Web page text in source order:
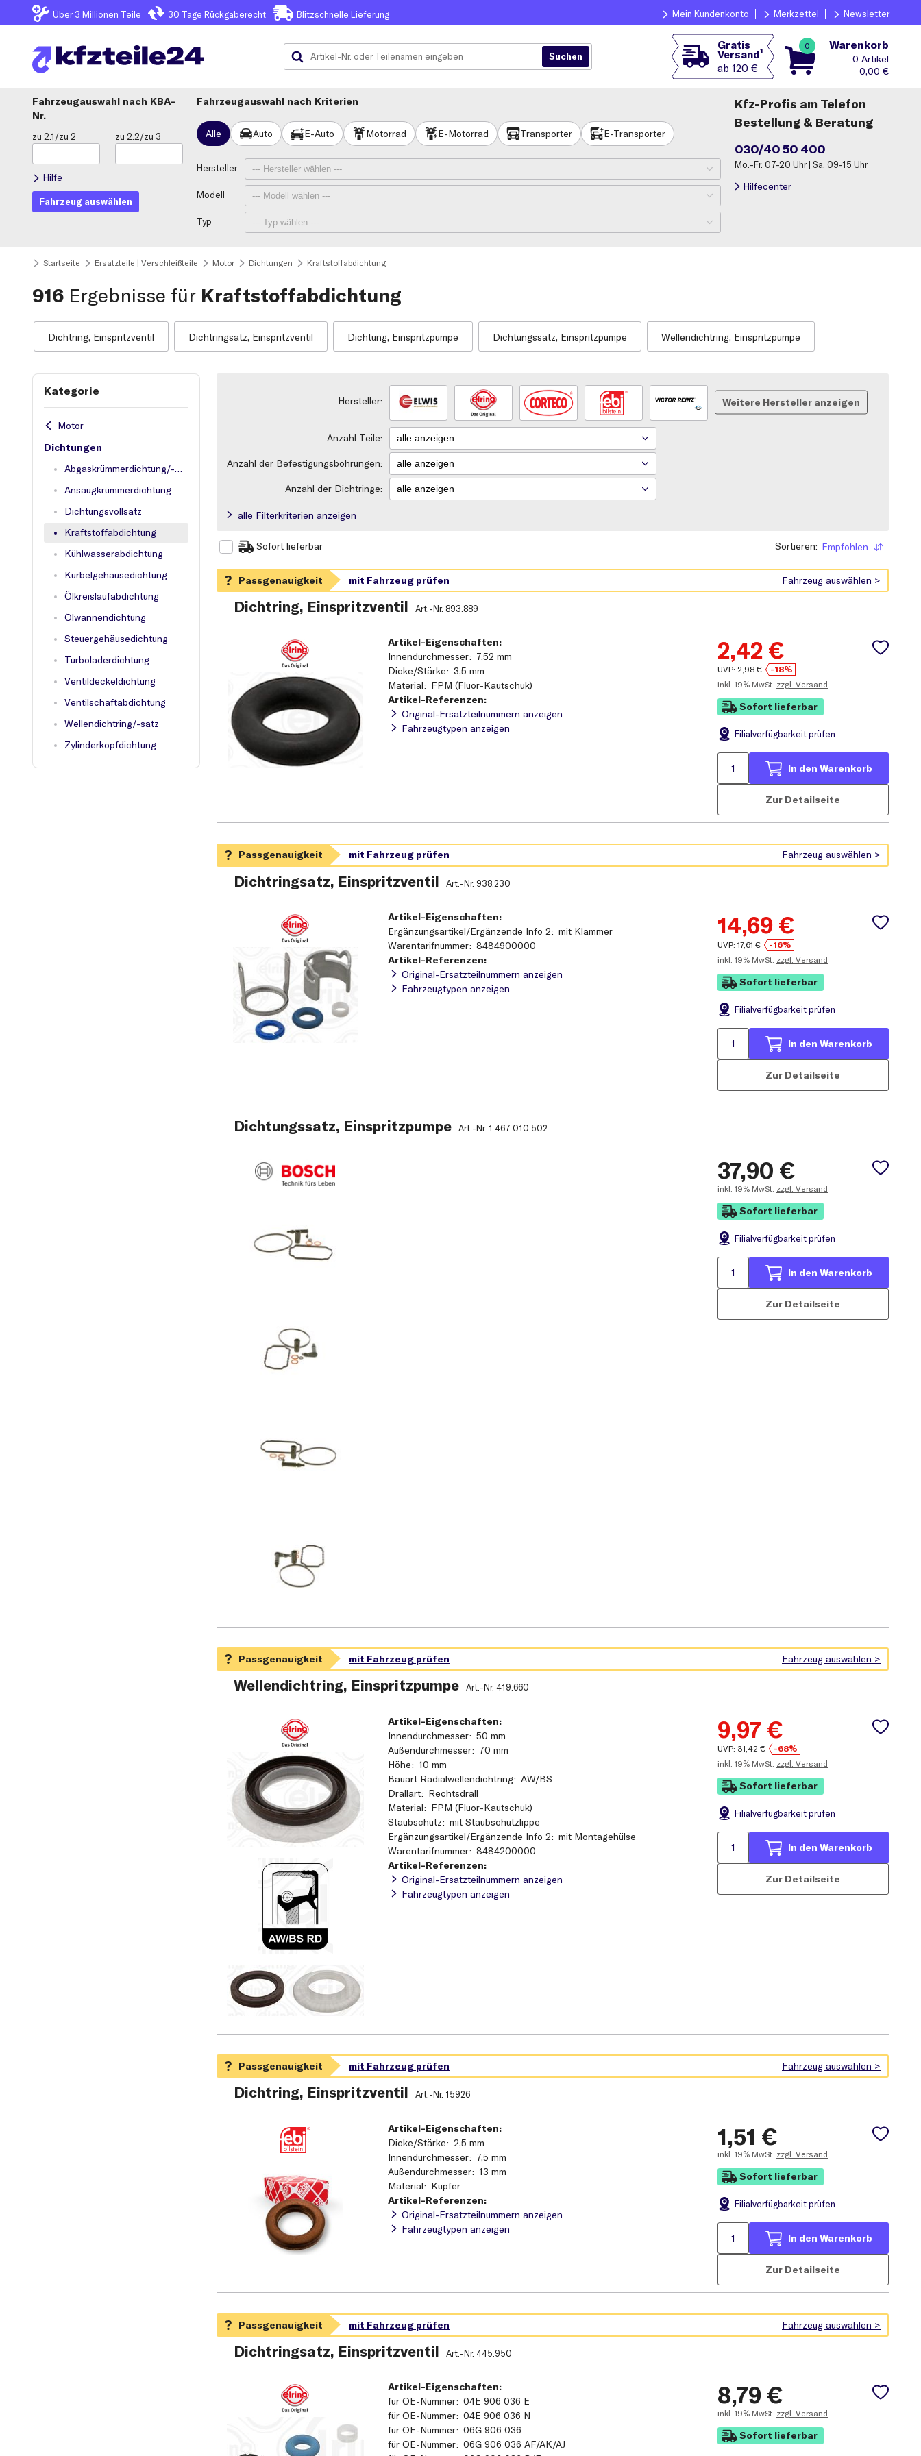
Über 3 Millionen Teile 30 Tage Rückgaberecht Blitzschnelle Lieferung Mein Kundenkonto Merkzettel Newsletter
Gratis
Versand1
ab 120 €
0 Warenkorb
0
0,00 €
Fahrzeugauswahl
KBA-
Nr.
zu 2.1/zu 2 zu 2.2/zu 3
Hilfe
Fahrzeug auswählen
Fahrzeugauswahl nach Kriterien
Alle Auto E-Auto Motorrad E-Motorrad Transporter E-Transporter
Hersteller
Modell
Typ
Kfz-Profis am Telefon
Bestellung & Beratung
030/40 50 400
Mo.-Fr. 07-20 Uhr | Sa. 09-15 Uhr
Hilfecenter
Startseite Ersatzteile | Verschleißteile Motor Dichtungen Kraftstoffabdichtung
916 Ergebnisse für Kraftstoffabdichtung
Dichtring, Einspritzventil Dichtringsatz, Einspritzventil Dichtung, Einspritzpumpe Dichtungssatz, Einspritzpumpe Wellendichtring, Einspritzpumpe
Kategorie
Motor
Dichtungen
Abgaskrümmerdichtung/-dichtring
Ansaugkrümmerdichtung
Dichtungsvollsatz
Kraftstoffabdichtung
Kühlwasserabdichtung
Kurbelgehäusedichtung
Ölkreislaufabdichtung
Ölwannendichtung
Steuergehäusedichtung
Turboladerdichtung
Ventildeckeldichtung
Ventilschaftabdichtung
Wellendichtring/-satz
Zylinderkopfdichtung
Hersteller: Weitere Hersteller anzeigen
Anzahl Teile:
Anzahl der Befestigungsbohrungen:
Anzahl der Dichtringe:
alle Filterkriterien anzeigen
Sofort lieferbar Sortieren: Empfohlen
Sortieren
Dichtring, Einspritzventil Art.-Nr. 893.889
2,42€
UVP: 2,98€
-18%
inkl. 19% MwSt. zzgl. Versand
Sofort lieferbar
Filialverfügbarkeit prüfen
In den Warenkorb
Zur Detailseite
Artikel-Eigenschaften:
Innendurchmesser 7,52 mm
Dicke/Stärke 3,5 mm
Material FPM (Fluor-Kautschuk)
Artikel-Referenzen:
Original-Ersatzteilnummern anzeigen
Fahrzeugtypen anzeigen
Dichtringsatz, Einspritzventil Art.-Nr. 938.230
14,69€
UVP: 17,61 €
-16%
inkl. 19% MwSt. zzgl. Versand
Sofort lieferbar
Filialverfügbarkeit prüfen
In den Warenkorb
Zur Detailseite
Artikel-Eigenschaften:
Ergänzungsartikel/Ergänzende Info 2 mit Klammer
Warentarifnummer 8484900000
Artikel-Referenzen:
Original-Ersatzteilnummern anzeigen
Fahrzeugtypen anzeigen
Dichtungssatz, Einspritzpumpe Art.-Nr. 1 467 010 502
37,90 €
inkl. 19% MwSt. zzgl. Versand
Sofort lieferbar
Filialverfügbarkeit prüfen
In den Warenkorb
Zur Detailseite
Wellendichtring, Einspritzpumpe Art.-Nr. 419.660
9,97 €
UVP: 31,42 €
-68%
inkl. 19% MwSt. zzgl. Versand
Sofort lieferbar
Filialverfügbarkeit prüfen
In den Warenkorb
Zur Detailseite
Artikel-Eigenschaften:
Innendurchmesser 50 mm
Außendurchmesser 70 mm
Höhe 10 mm
Bauart Radialwellendichtring AW/BS
Drallart Rechtsdrall
Material FPM (Fluor-Kautschuk)
Staubschutz mit Staubschutzlippe
Ergänzungsartikel/Ergänzende Info 2 mit Montagehülse
Warentarifnummer 8484200000
Artikel-Referenzen:
Original-Ersatzteilnummern anzeigen
Fahrzeugtypen anzeigen
Dichtring, Einspritzventil Art.-Nr. 15926
1,51 €
inkl. 19% MwSt. zzgl. Versand
Sofort lieferbar
Filialverfügbarkeit prüfen
In den Warenkorb
Zur Detailseite
Artikel-Eigenschaften:
Dicke/Stärke 2,5 mm
Innendurchmesser 7,5 mm
Außendurchmesser 13 mm
Material Kupfer
Artikel-Referenzen:
Original-Ersatzteilnummern anzeigen
Fahrzeugtypen anzeigen
Dichtringsatz, Einspritzventil Art.-Nr. 445.950
8,79 €
inkl. 19% MwSt. zzgl. Versand
Sofort lieferbar
Artikel-Eigenschaften:
für OE-Nummer 04E 906 036 E
für OE-Nummer 04E 906 036 N
für OE-Nummer 06G 906 036
für OE-Nummer 06G 906 036 AF/AK/AJ